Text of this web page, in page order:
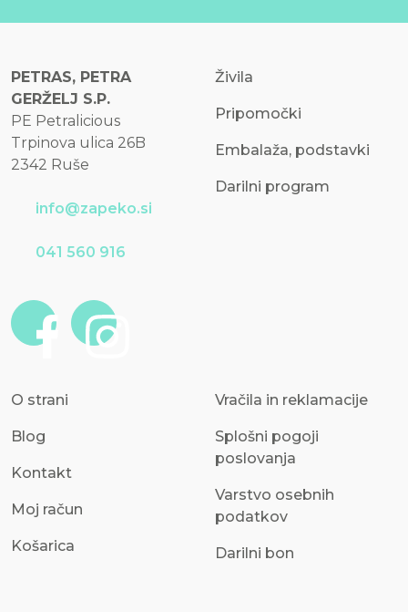
PETRAS, PETRA
GERŽELJ S.P.
PE Petralicious
Trpinova ulica 26B
2342 Ruše
info@zapeko.si
041 560 916
Živila
Pripomočki
Embalaža, podstavki
Darilni program
O strani
Blog
Kontakt
Moj račun
Košarica
Vračila in reklamacije
Splošni pogoji
poslovanja
Varstvo osebnih
podatkov
Darilni bon